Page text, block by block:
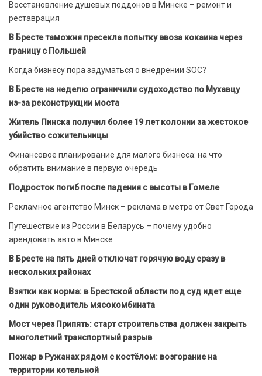
Восстановление душевых поддонов в Минске – ремонт и
реставрация
В Бресте таможня пресекла попытку ввоза кокаина через
границу с Польшей
Когда бизнесу пора задуматься о внедрении SOC?
В Бресте на неделю ограничили судоходство по Мухавцу
из-за реконструкции моста
Житель Пинска получил более 19 лет колонии за жестокое
убийство сожительницы
Финансовое планирование для малого бизнеса: на что
обратить внимание в первую очередь
Подросток погиб после падения с высоты в Гомеле
Рекламное агентство Минск – реклама в метро от Свет Города
Путешествие из России в Беларусь – почему удобно
арендовать авто в Минске
В Бресте на пять дней отключат горячую воду сразу в
нескольких районах
Взятки как норма: в Брестской области под суд идет еще
один руководитель мясокомбината
Мост через Припять: старт строительства должен закрыть
многолетний транспортный разрыв
Пожар в Ружанах рядом с костёлом: возгорание на
территории котельной